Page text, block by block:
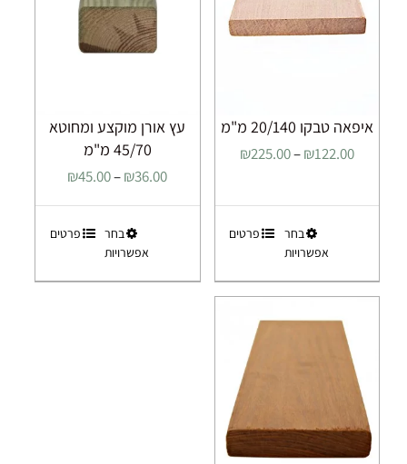
איפאה טבקו 20/140 מ"מ
₪122.00
–
₪225.00
⁦₪225.00⁩
בחר
אפשרויות
למוצר
זה
יש
מספר
סוגים.
האפשרויות
בעמוד
המוצר
פרטים
עץ אורן מוקצע ומחוטא
45/70 מ"מ
₪36.00
–
₪45.00 טווח
עד
בחר
אפשרויות
למוצר
זה
יש
פרטים